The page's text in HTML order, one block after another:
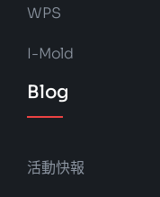
WPS
I-Mold
Blog
活動快報